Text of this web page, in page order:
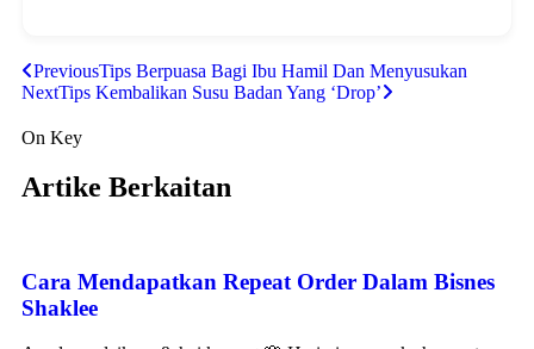
PreviousTips Berpuasa Bagi Ibu Hamil Dan Menyusukan
NextTips Kembalikan Susu Badan Yang ‘Drop’
On Key
Artike Berkaitan
Cara Mendapatkan Repeat Order Dalam Bisnes
Shaklee